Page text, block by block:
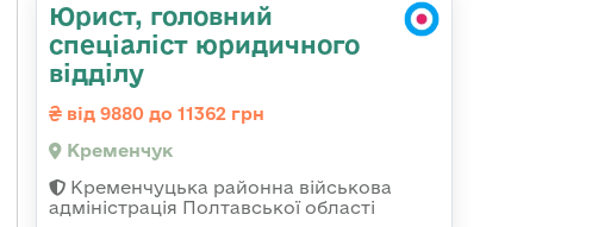
Юрист, головний
спеціаліст юридичного
відділу
від 9880 до 11362 грн
Кременчук
Кременчуцька районна військова
адміністрація Полтавської області